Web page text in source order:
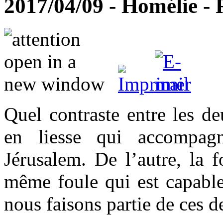
2017/04/09 - Homélie -
Quel contraste entre les
en liesse qui
Jérusalem. De l’autre,
même foule qui est
nous faisons partie de ces